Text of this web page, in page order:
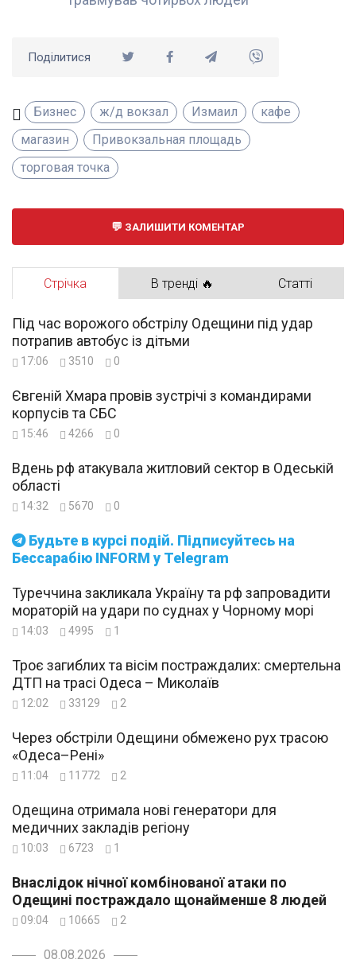
Поділитися
Бизнес ж/д вокзал Измаил
кафе
магазин
Привокзальная площадь
торговая точка
ЗАЛИШИТИ КОМЕНТАР
Стрічка В тренді 🔥 Статті
Будьте в курсі подій. Підписуйтесь на
Бессарабію INFORM у Telegram
Під час ворожого обстрілу Одещини під удар
потрапив автобус із дітьми
17:06 3510 0
Євгеній Хмара провів зустрічі з командирами
корпусів та СБС
15:46 4266 0
Вдень рф атакувала житловий сектор в Одеській
області
14:32 5670 0
Туреччина закликала Україну та рф запровадити
мораторій на удари по суднах у Чорному морі
14:03 4995 1
Троє загиблих та вісім постраждалих: смертельна
ДТП на трасі Одеса – Миколаїв
12:02 33129 2
Через обстріли Одещини обмежено рух трасою
«Одеса–Рені»
11:04 11772 2
Одещина отримала нові генератори для
медичних закладів регіону
10:03 6723 1
Внаслідок нічної комбінованої атаки по
Одещині постраждало щонайменше 8 людей
09:04 10665 2
08.08.2026